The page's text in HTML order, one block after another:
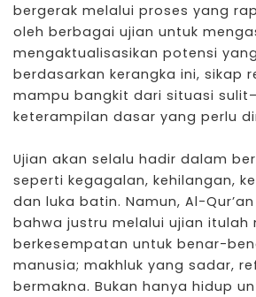
bergerak melalui proses yang
oleh berbagai ujian untuk
mengaktualisasikan potensi
berdasarkan kerangka ini, sikap
mampu bangkit dari situasi
keterampilan dasar yang perlu
Ujian akan selalu hadir dalam
seperti kegagalan, kehilangan,
dan luka batin. Namun, Al-
bahwa justru melalui ujian itulah
berkesempatan untuk benar-
manusia; makhluk yang sadar,
bermakna. Bukan hanya hidup